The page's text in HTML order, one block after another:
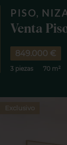
PISO,
Venta
849.000 €
3 piezas 70 m²
Exclusivo